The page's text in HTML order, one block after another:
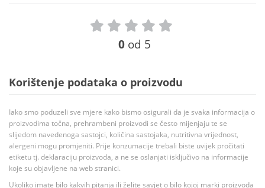
0 od 5
Korištenje podataka o proizvodu
Iako smo poduzeli sve mjere kako bismo osigurali da je svaka informacija o
proizvodima točna, prehrambeni proizvodi se često mijenjaju te se
slijedom navedenoga sastojci, količina sastojaka, nutritivna vrijednost,
alergeni mogu promjeniti. Prije konzumacije trebali biste uvijek pročitati
etiketu tj. deklaraciju proizvoda, a ne se oslanjati isključivo na informacije
koje su objavljene na web stranici.
Ukoliko imate bilo kakvih pitanja ili želite savjet o bilo kojoj marki proizvoda